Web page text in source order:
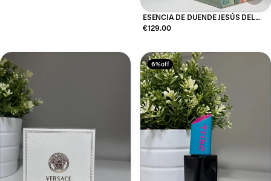
ESENCIA DE DUENDE JESÚS DEL
POZO EAU DE TOILETTE 30ML
€129.00
6% off